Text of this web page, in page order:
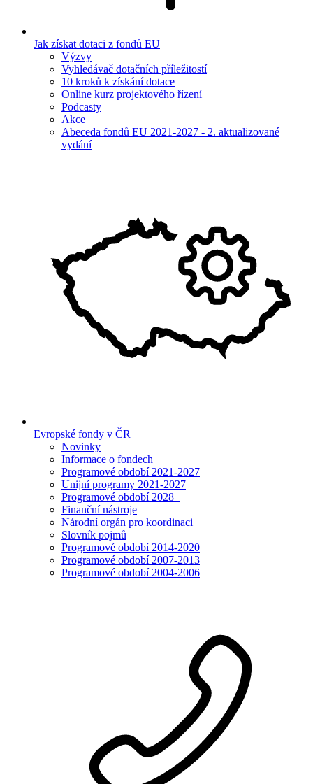
Jak získat dotaci z fondů EU
Výzvy
Vyhledávač dotačních příležitostí
10 kroků k získání dotace
Online kurz projektového řízení
Podcasty
Akce
Abeceda fondů EU 2021-2027 - 2. aktualizované
vydání
Evropské fondy v ČR
Novinky
Informace o fondech
Programové období 2021-2027
Unijní programy 2021-2027
Programové období 2028+
Finanční nástroje
Národní orgán pro koordinaci
Slovník pojmů
Programové období 2014-2020
Programové období 2007-2013
Programové období 2004-2006